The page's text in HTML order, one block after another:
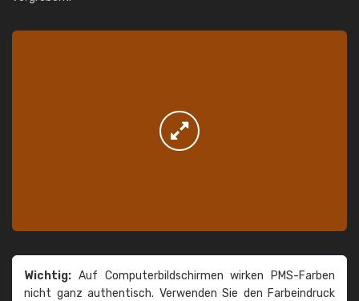
Wichtig: Auf Computerbildschirmen wirken PMS-Farben
nicht ganz authentisch. Verwenden Sie den Farbeindruck